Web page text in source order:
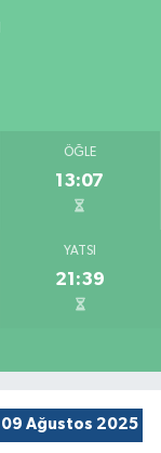
ÖĞLE
13:07
YATSI
21:39
09 Ağustos 2025